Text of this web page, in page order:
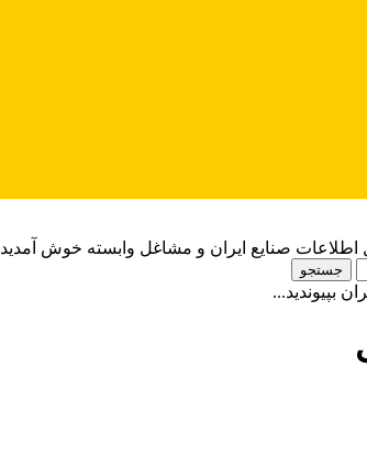
صنایع ایران و مشاغل وابسته خوش آمدید
بپیوندید...